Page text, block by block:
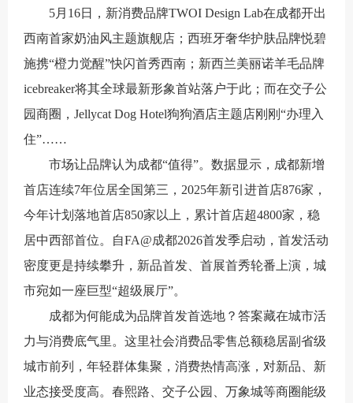
5月16日，新消费品牌TWOI Design Lab在成都开出
西南首家奶油风主题旗舰店；西班牙奢华护肤品牌悦碧
施携“橙力觉醒”快闪首秀西南；新西兰美丽诺羊毛品牌
icebreaker将其全球最新形象首站落户于此；而在交子公
园商圈，Jellycat Dog Hotel狗狗酒店主题店刚刚“办理入
住”……
市场让品牌认为成都“值得”。数据显示，成都新增
首店连续7年位居全国第三，2025年新引进首店876家，
今年计划落地首店850家以上，累计首店超4800家，稳
居中西部首位。自FA@成都2026首发季启动，首发活动
密度更是持续攀升，新品首发、首展首秀轮番上演，城
市宛如一座巨型“超级展厅”。
成都为何能成为品牌首发首选地？答案藏在城市活
力与消费底气里。这里社会消费品零售总额稳居副省级
城市前列，年轻群体集聚，消费热情高涨，对新品、新
业态接受度高。春熙路、交子公园、万象城等商圈能级